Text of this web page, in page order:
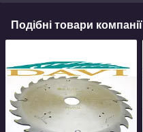
Подібні товари компанії